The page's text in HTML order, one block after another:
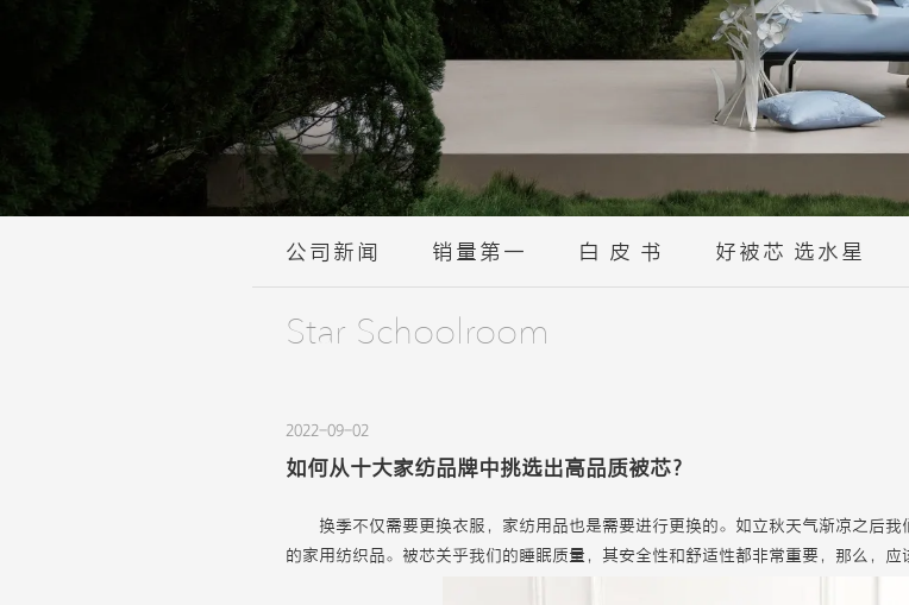
公司新闻 销量第一 白 皮 书 好被芯 选水星
Star Schoolroom
2022-09-02
如何从十大家纺品牌中挑选出高品质被芯？
换季不仅需要更换衣服，家纺用品也是需要进行更换的。如立秋天气渐凉之后
的家用纺织品。 被芯关乎我们的睡眠质量，其安全性和舒适性都非常重要，那么，应